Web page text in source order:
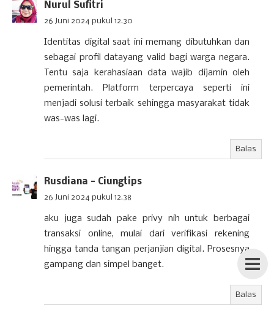
Nurul Sufitri
26 Juni 2024 pukul 12.30
Identitas digital saat ini memang dibutuhkan dan
sebagai profil datayang valid bagi warga negara.
Tentu saja kerahasiaan data wajib dijamin oleh
pemerintah. Platform terpercaya seperti ini
menjadi solusi terbaik sehingga masyarakat tidak
was-was lagi.
Balas
Rusdiana - Ciungtips
26 Juni 2024 pukul 12.38
aku juga sudah pake privy nih untuk berbagai
transaksi online, mulai dari verifikasi rekening
hingga tanda tangan perjanjian digital. Prosesnya
gampang dan simpel banget.
Balas